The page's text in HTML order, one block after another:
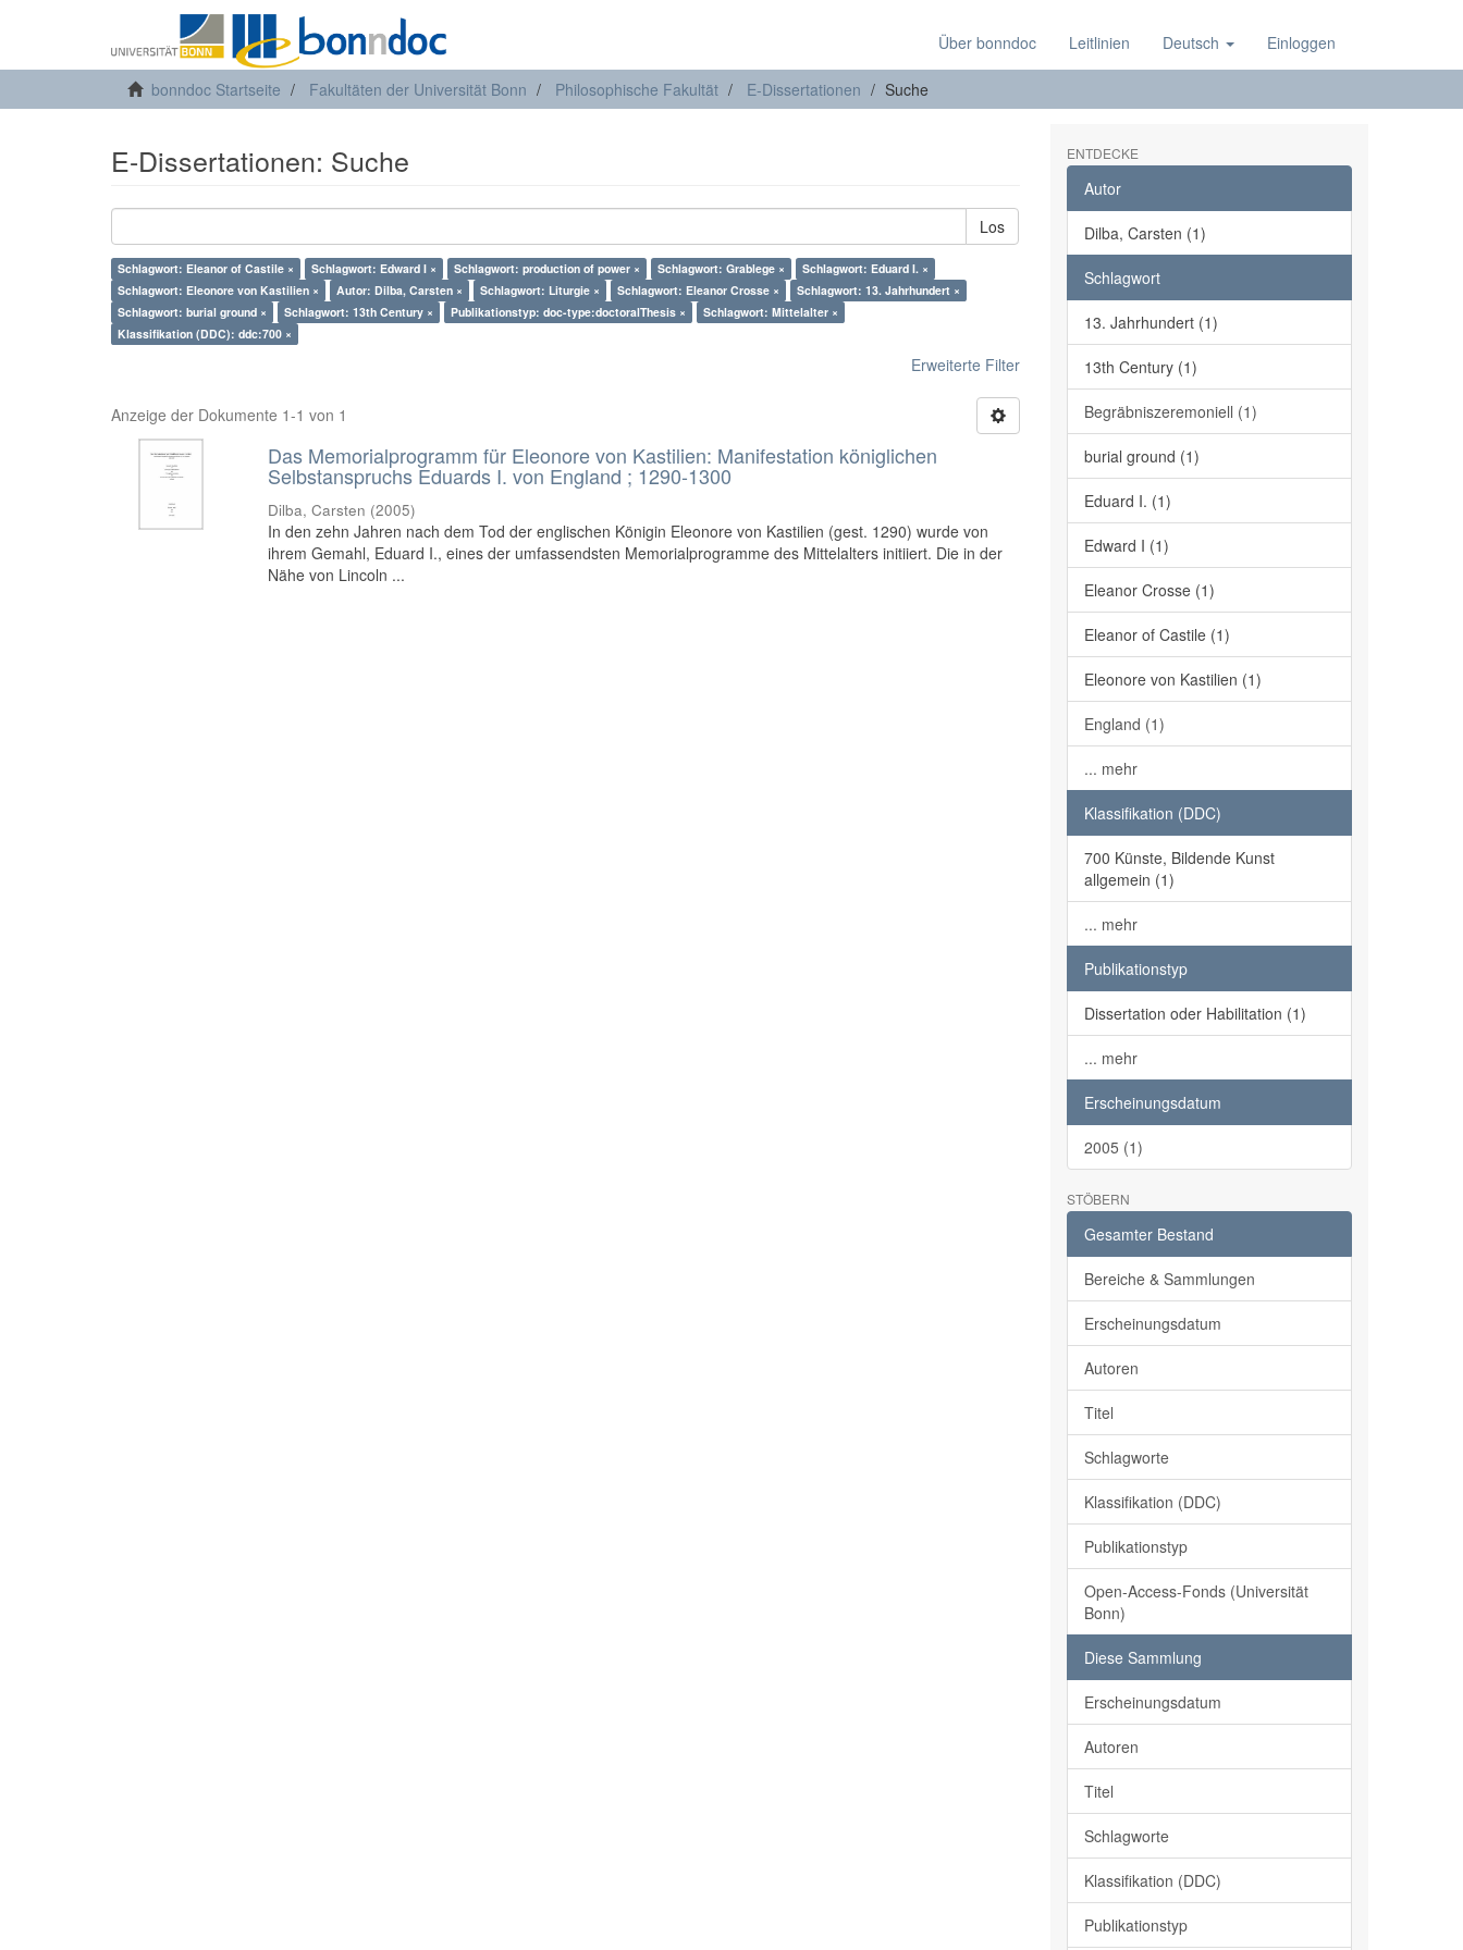
Über bonndoc Leitlinien Deutsch Einloggen
bonndoc Startseite Fakultäten der Universität Bonn Philosophische Fakultät E-Dissertationen Suche
E-Dissertationen: Suche
Los
Schlagwort: Eleanor of Castile × Schlagwort: Edward I × Schlagwort: production of power × Schlagwort: Grablege ×
Schlagwort: Eduard I. ×
Schlagwort: Eleonore von Kastilien ×
Autor: Dilba, Carsten × Schlagwort: Liturgie × Schlagwort: Eleanor Crosse ×
Schlagwort: 13. Jahrhundert ×
Schlagwort: burial ground ×
Schlagwort: 13th Century × Publikationstyp: doc-type:doctoralThesis ×
Schlagwort: Mittelalter ×
Klassifikation (DDC): ddc:700 ×
Erweiterte Filter
Anzeige der Dokumente 1-1 von 1
Das Memorialprogramm für Eleonore von Kastilien: Manifestation königlichen
Selbstanspruchs Eduards I. von England ; 1290-1300
Dilba, Carsten (2005)
In den zehn Jahren nach dem Tod der englischen Königin Eleonore von Kastilien (gest. 1290) wurde von
ihrem Gemahl, Eduard I., eines der umfassendsten Memorialprogramme des Mittelalters initiiert. Die in der
Nähe von Lincoln ...
ENTDECKE
Autor
Dilba, Carsten (1)
Schlagwort
13. Jahrhundert (1)
13th Century (1)
Begräbniszeremoniell (1)
burial ground (1)
Eduard I. (1)
Edward I (1)
Eleanor Crosse (1)
Eleanor of Castile (1)
Eleonore von Kastilien (1)
England (1)
... mehr
Klassifikation (DDC)
700 Künste, Bildende Kunst
allgemein (1)
... mehr
Publikationstyp
Dissertation oder Habilitation (1)
... mehr
Erscheinungsdatum
2005 (1)
STÖBERN
Gesamter Bestand
Bereiche & Sammlungen
Erscheinungsdatum
Autoren
Titel
Schlagworte
Klassifikation (DDC)
Publikationstyp
Open-Access-Fonds (Universität
Bonn)
Diese Sammlung
Erscheinungsdatum
Autoren
Titel
Schlagworte
Klassifikation (DDC)
Publikationstyp